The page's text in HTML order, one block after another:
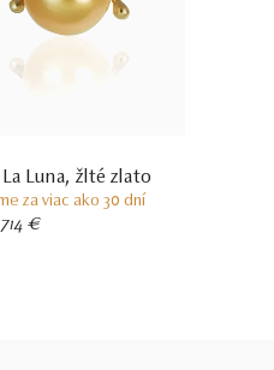
g
hmotnosti o 5%. Pri
bude dodržaná uvedená
kovu sa pri takýchto
Luna, žlté zlato
za viac ako 30 dní
€